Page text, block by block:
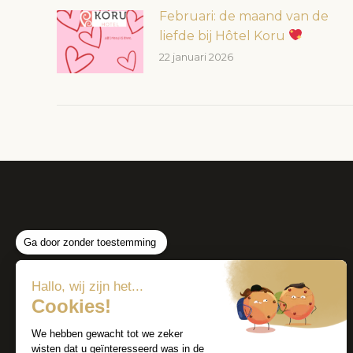
Ga door zonder toestemming
Hallo, wij zijn het...
Cookies!
We hebben gewacht tot we zeker
wisten dat u geïnteresseerd was in de
Februari: de maand van de
liefde bij Hôtel Koru
22 januari 2026